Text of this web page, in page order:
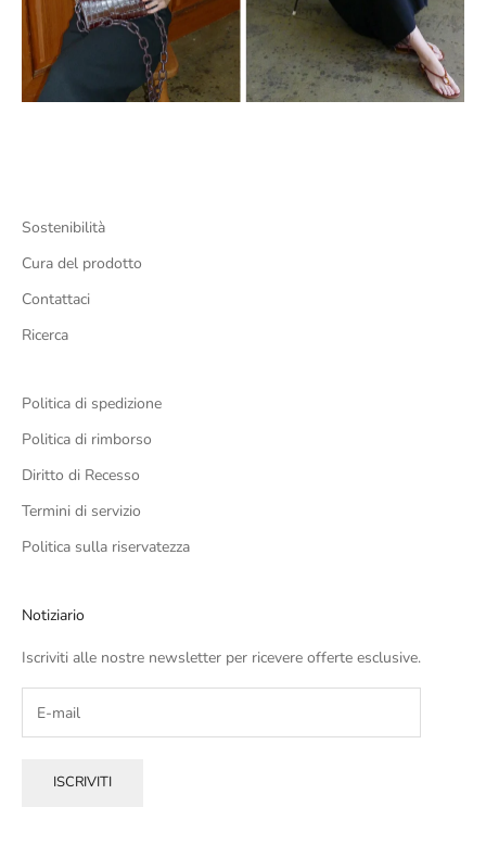
Sostenibilità
Cura del prodotto
Contattaci
Ricerca
Politica di spedizione
Politica di rimborso
Diritto di Recesso
Termini di servizio
Politica sulla riservatezza
Notiziario
Iscriviti alle nostre newsletter per ricevere offerte esclusive.
ISCRIVITI